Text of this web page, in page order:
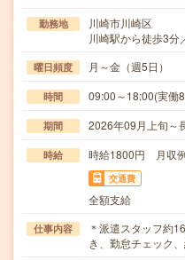
勤務地
川崎市川崎区
川崎駅から徒歩3
曜日頻度 月～金（週5日）
時間 09:00～18:00(実
期間 2026年09月上旬～
時給 時給1800円 月収
交通費
全額支給
仕事内容
＊派遣スタッフ約
き、勤怠チェック